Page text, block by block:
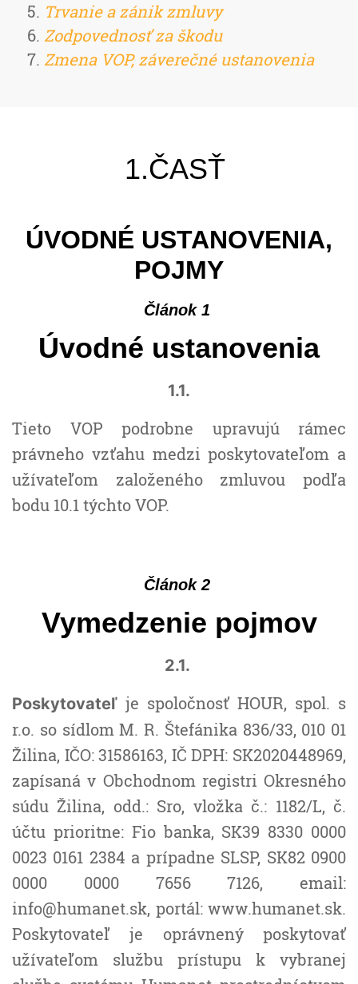
Trvanie a zánik zmluvy
Zodpovednosť za škodu
Zmena VOP, záverečné ustanovenia
1.ČASŤ
ÚVODNÉ USTANOVENIA,
POJMY
Článok 1
Úvodné ustanovenia
1.1.
Tieto VOP podrobne upravujú rámec
právneho vzťahu medzi poskytovateľom a
užívateľom založeného zmluvou podľa
bodu 10.1 týchto VOP.
Článok 2
Vymedzenie pojmov
2.1.
Poskytovateľ je spoločnosť HOUR, spol. s
r.o. so sídlom M. R. Štefánika 836/33, 010 01
Žilina, IČO: 31586163, IČ DPH: SK2020448969,
zapísaná v Obchodnom registri Okresného
súdu Žilina, odd.: Sro, vložka č.: 1182/L, č.
účtu prioritne: Fio banka, SK39 8330 0000
0023 0161 2384 a prípadne SLSP, SK82 0900
0000 0000 7656 7126, email:
info@humanet.sk, portál: www.humanet.sk.
Poskytovateľ je oprávnený poskytovať
užívateľom službu prístupu k vybranej